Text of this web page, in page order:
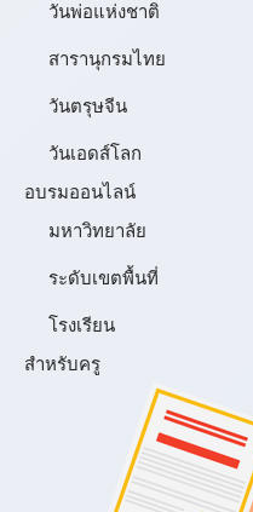
วันพ่อแห่งชาติ
สารานุกรมไทย
วันตรุษจีน
วันเอดส์โลก
อบรมออนไลน์
มหาวิทยาลัย
ระดับเขตพื้นที่
โรงเรียน
สำหรับครู